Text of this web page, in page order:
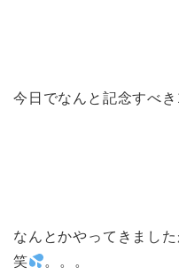
今日でなんと記念すべ
なんとかやってきまし
笑
。。。